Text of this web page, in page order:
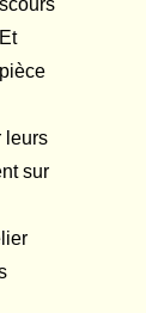
leurs
sur